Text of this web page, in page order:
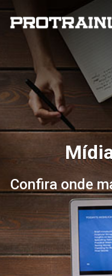
Confira onde